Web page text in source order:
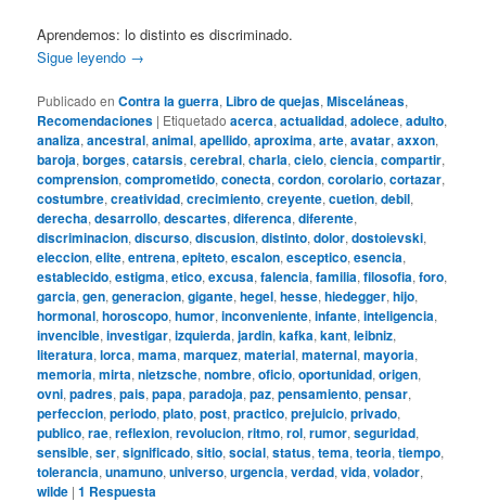
Aprendemos: lo distinto es discriminado.
Sigue leyendo →
Publicado en Contra la guerra, Libro de quejas,Misceláneas,
Recomendaciones | Etiquetado acerca,actualidad,adolece,adulto,
analiza,ancestral,animal,apellido,aproxima,arte,avatar,axxon,
baroja,borges,catarsis,cerebral,charla,cielo,ciencia,compartir,
comprension,comprometido,conecta,cordon,corolario,cortazar,
costumbre,creatividad,crecimiento,creyente,cuetion,debil,
derecha,desarrollo,descartes,diferenca,diferente,
discriminacion,discurso,discusion,distinto,dolor,dostoievski,
eleccion,elite,entrena,epiteto,escalon,esceptico,esencia,
establecido,estigma,etico,excusa,falencia,familia,filosofia,foro,
garcia,gen,generacion,gigante,hegel,hesse,hiedegger,hijo,
hormonal,horoscopo,humor,inconveniente,infante,inteligencia,
invencible,investigar,izquierda,jardin,kafka,kant,leibniz,
literatura,lorca,mama,marquez,material,maternal,mayoria,
memoria,mirta,nietzsche,nombre,oficio,oportunidad,origen,
ovni,padres,pais,papa,paradoja,paz,pensamiento,pensar,
perfeccion,periodo,plato,post,practico,prejuicio,privado,
publico,rae,reflexion,revolucion,ritmo,rol,rumor,seguridad,
sensible,ser,significado,sitio,social,status,tema,teoria,tiempo,
tolerancia,unamuno,universo,urgencia,verdad,vida,volador,
wilde |1 Respuesta